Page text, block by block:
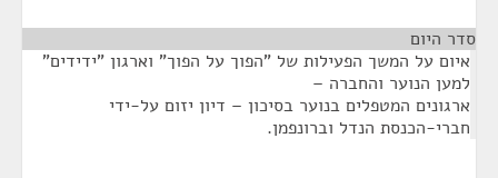
סדר היום
איום על המשך הפעילות של "הפוך על הפוך" וארגון "ידידים"
למען הנוער והחברה –
ארגונים המטפלים בנוער בסיכון – דיון יזום על-ידי
חברי-הכנסת הנדל וברונפמן.